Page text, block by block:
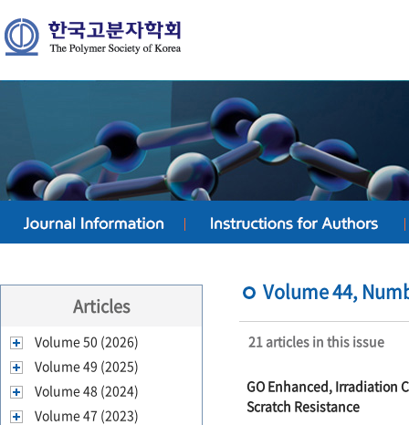
Articles
Volume 50 (2026)
Volume 49 (2025)
Volume 48 (2024)
Volume 47 (2023)
Volume 44,
21 articles in this issue
GO Enhanced, Irradiation
Scratch Resistance